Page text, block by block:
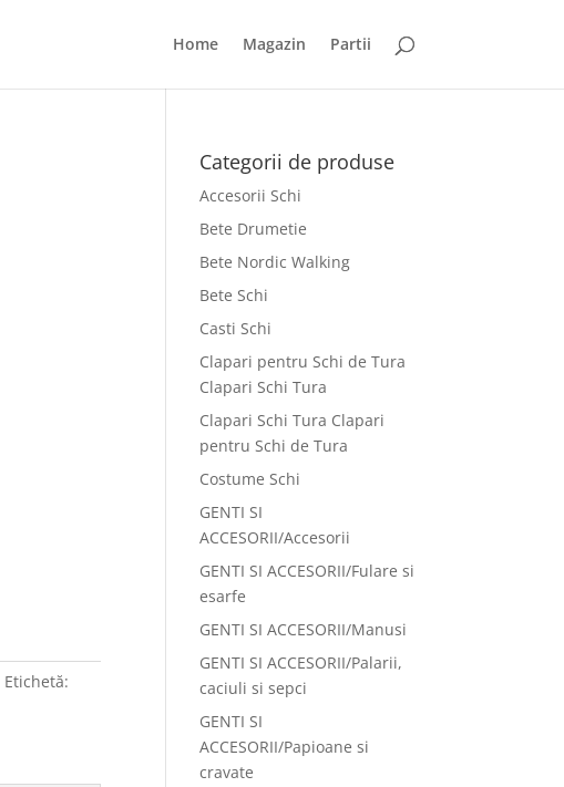
Home Magazin Partii
Etichetă:
Categorii de produse
Accesorii Schi
Bete Drumetie
Bete Nordic Walking
Bete Schi
Casti Schi
Clapari pentru Schi de Tura
Clapari Schi Tura
Clapari Schi Tura Clapari
pentru Schi de Tura
Costume Schi
GENTI SI
ACCESORII/Accesorii
GENTI SI ACCESORII/Fulare si
esarfe
GENTI SI ACCESORII/Manusi
GENTI SI ACCESORII/Palarii,
caciuli si sepci
GENTI SI
ACCESORII/Papioane si
cravate